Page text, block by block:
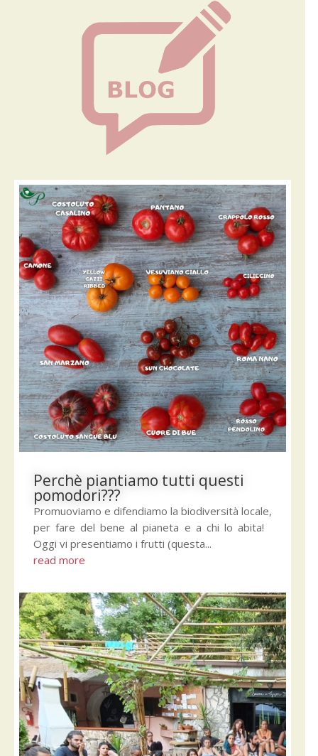
Perchè piantiamo tutti questi
pomodori???
Promuoviamo e difendiamo la biodiversità locale,
per fare del bene al pianeta e a chi lo abita!
Oggi vi presentiamo i frutti (questa...
read more